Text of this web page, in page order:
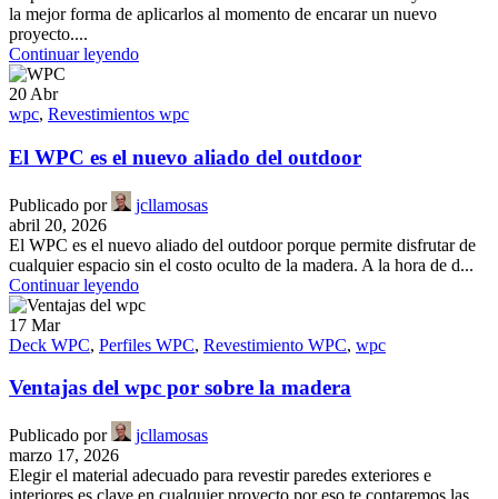
la mejor forma de aplicarlos al momento de encarar un nuevo
proyecto....
Continuar leyendo
20 Abr
wpc, Revestimientos wpc
El WPC es el nuevo aliado del outdoor
Publicado por
jcllamosas
abril 20, 2026
El WPC es el nuevo aliado del outdoor porque permite disfrutar de
cualquier espacio sin el costo oculto de la madera. A la hora de d...
Continuar leyendo
17 Mar
Deck WPC, Perfiles WPC, Revestimiento WPC, wpc
Ventajas del wpc por sobre la madera
Publicado por
jcllamosas
marzo 17, 2026
Elegir el material adecuado para revestir paredes exteriores e